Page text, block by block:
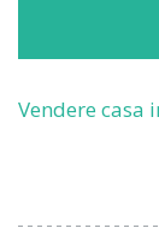
Vendere casa